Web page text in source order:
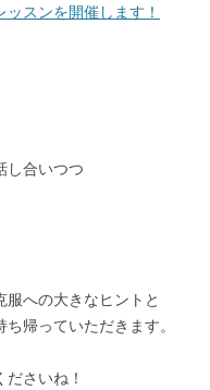
スンを開催します！
し合いつつ
への大きなヒントと
帰っていただきます。
さいね！